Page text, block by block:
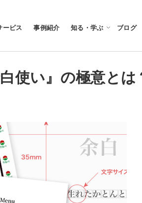
ービス 事例紹介 知る・学ぶ ブログ
使い』の極意とは